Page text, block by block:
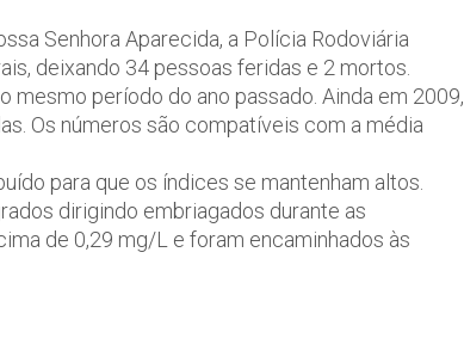
Senhora Aparecida, a Polícia Rodoviária
deixando 34 pessoas feridas e 2 mortos.
mesmo período do ano passado. Ainda em 2009,
Os números são compatíveis com a média
para que os índices se mantenham altos.
dirigindo embriagados durante as
de 0,29 mg/L e foram encaminhados às